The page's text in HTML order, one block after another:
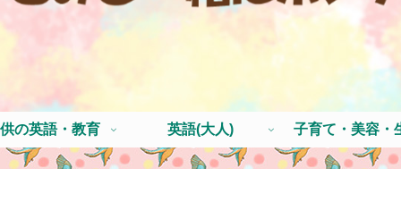
の英語・教育 英語(大人) 子育て・美容・